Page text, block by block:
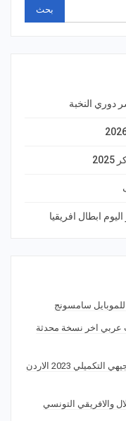
دوري النخبة
ابطال افريقيا
عربي اخر نسخة محدثة
موقع نتائج التوجيهي التكميلي 2023 الاردن
والافريقي التونسي